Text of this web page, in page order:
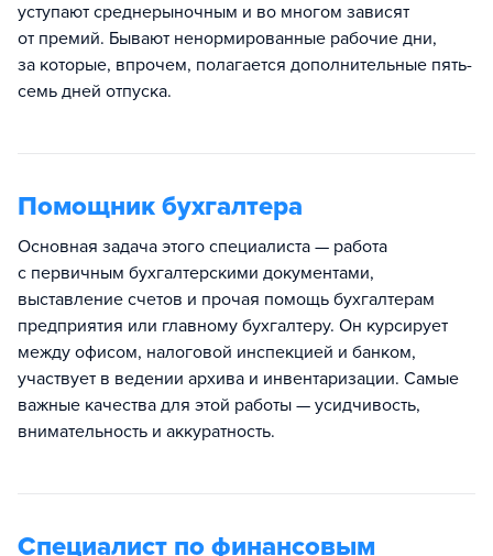
уступают среднерыночным и во многом зависят
от премий. Бывают ненормированные рабочие дни,
за которые, впрочем, полагается дополнительные пять-
семь дней отпуска.
Помощник бухгалтера
Основная задача этого специалиста — работа
с первичным бухгалтерскими документами,
выставление счетов и прочая помощь бухгалтерам
предприятия или главному бухгалтеру. Он курсирует
между офисом, налоговой инспекцией и банком,
участвует в ведении архива и инвентаризации. Самые
важные качества для этой работы — усидчивость,
внимательность и аккуратность.
Специалист по финансовым